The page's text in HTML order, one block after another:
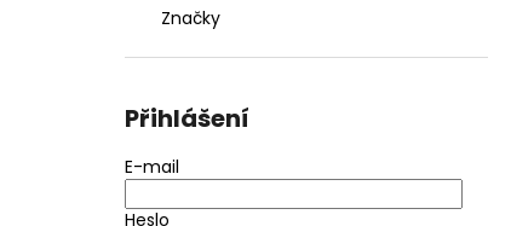
Značky
Přihlášení
E-mail
Heslo